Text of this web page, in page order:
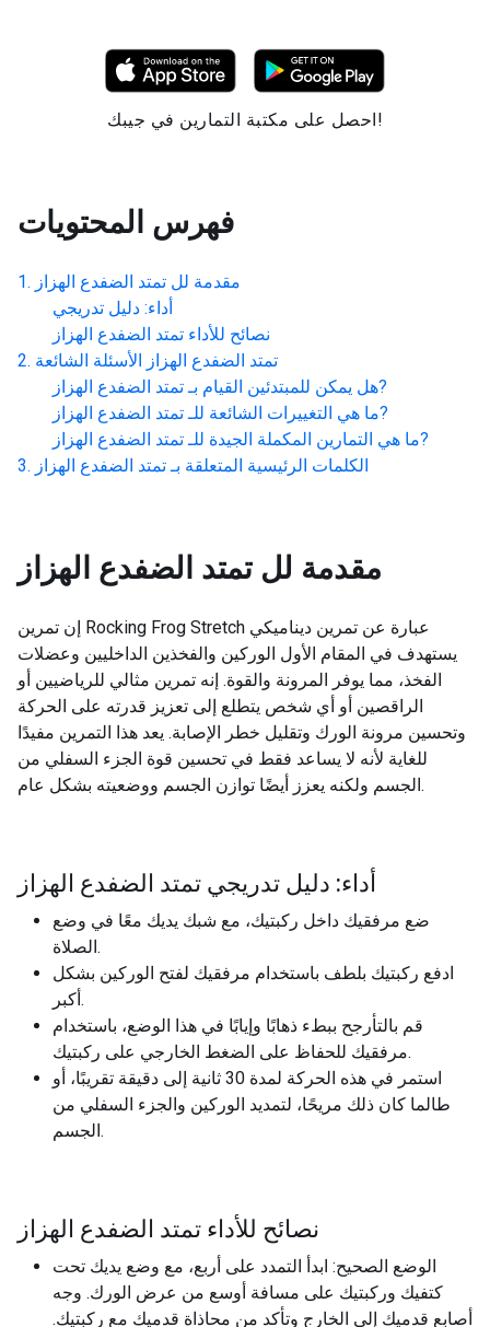
احصل على مكتبة التمارين في جيبك!
فهرس المحتويات
مقدمة لل تمتد الضفدع الهزاز
أداء: دليل تدريجي
نصائح للأداء تمتد الضفدع الهزاز
تمتد الضفدع الهزاز الأسئلة الشائعة
هل يمكن للمبتدئين القيام بـ تمتد الضفدع الهزاز
?
ما هي التغييرات الشائعة للـ تمتد الضفدع الهزاز
?
ما هي التمارين المكملة الجيدة للـ تمتد الضفدع الهزاز
?
الكلمات الرئيسية المتعلقة بـ تمتد الضفدع الهزاز
مقدمة لل تمتد الضفدع الهزاز
إن تمرين Rocking Frog Stretch عبارة عن تمرين ديناميكي
يستهدف في المقام الأول الوركين والفخذين الداخليين وعضلات
الفخذ، مما يوفر المرونة والقوة. إنه تمرين مثالي للرياضيين أو
الراقصين أو أي شخص يتطلع إلى تعزيز قدرته على الحركة
وتحسين مرونة الورك وتقليل خطر الإصابة. يعد هذا التمرين مفيدًا
للغاية لأنه لا يساعد فقط في تحسين قوة الجزء السفلي من
الجسم ولكنه يعزز أيضًا توازن الجسم ووضعيته بشكل عام.
أداء: دليل تدريجي تمتد الضفدع الهزاز
ضع مرفقيك داخل ركبتيك، مع شبك يديك معًا في وضع
الصلاة.
ادفع ركبتيك بلطف باستخدام مرفقيك لفتح الوركين بشكل
أكبر.
قم بالتأرجح ببطء ذهابًا وإيابًا في هذا الوضع، باستخدام
مرفقيك للحفاظ على الضغط الخارجي على ركبتيك.
استمر في هذه الحركة لمدة 30 ثانية إلى دقيقة تقريبًا، أو
طالما كان ذلك مريحًا، لتمديد الوركين والجزء السفلي من
الجسم.
نصائح للأداء تمتد الضفدع الهزاز
الوضع الصحيح: ابدأ التمدد على أربع، مع وضع يديك تحت
كتفيك وركبتيك على مسافة أوسع من عرض الورك. وجه
أصابع قدميك إلى الخارج وتأكد من محاذاة قدميك مع ركبتيك.